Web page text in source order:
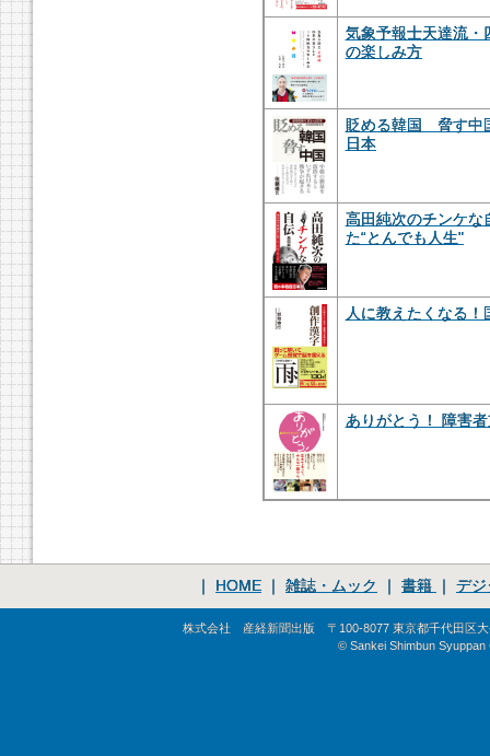
気象予報士天達流・
の楽しみ方
貶める韓国 脅す
日本
高田純次のチンケな
た“とんでも人生"
人に教えたくなる
ありがとう！ 障害
HOME 雑誌・ムック 書籍 デ
株式会社 産経新聞出版 〒100-8077 東京都千代田区
© Sankei Shimbun